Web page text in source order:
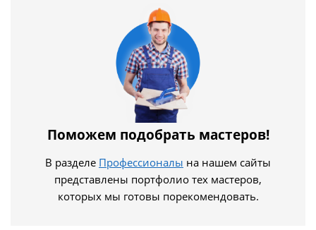
Поможем подобрать мастеров!
В разделе Профессионалы на нашем сайты
представлены портфолио тех мастеров,
которых мы готовы порекомендовать.